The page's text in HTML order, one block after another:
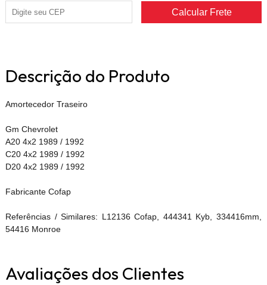
Descrição do Produto
Amortecedor Traseiro
Gm Chevrolet
A20 4x2 1989 / 1992
C20 4x2 1989 / 1992
D20 4x2 1989 / 1992
Fabricante Cofap
Referências / Similares: L12136 Cofap, 444341 Kyb, 334416mm,
54416 Monroe
Avaliações dos Clientes